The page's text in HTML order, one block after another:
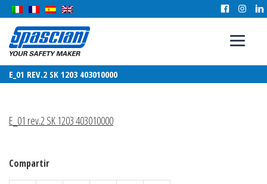
E_01 REV.2 SK 1203 403010000
E_01 rev.2 SK 1203 403010000
Compartir